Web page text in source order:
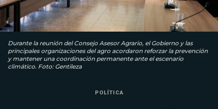
Durante la reunión del Consejo Asesor Agrario, el Gobierno y las
principales organizaciones del agro acordaron reforzar la prevención
y mantener una coordinación permanente ante el escenario
climático. Foto: Gentileza
POLÍTICA